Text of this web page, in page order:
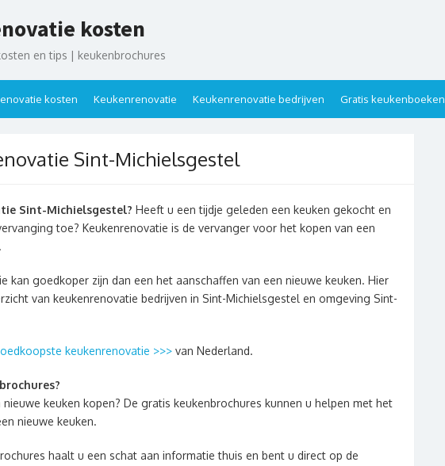
kosten
en tips | keukenbrochures
kosten Keukenrenovatie Keukenrenovatie bedrijven Gratis keukenboeken
Sint-Michielsgestel
Sint-Michielsgestel? Heeft u een tijdje geleden een keuken gekocht en
toe? Keukenrenovatie is de vervanger voor het kopen van een
kan goedkoper zijn dan een het aanschaffen van een nieuwe keuken. Hier
van keukenrenovatie bedrijven in Sint-Michielsgestel en omgeving Sint-
keukenrenovatie >>> van Nederland.
keuken kopen? De gratis keukenbrochures kunnen u helpen met het
nieuwe keuken.
haalt u een schat aan informatie thuis en bent u direct op de